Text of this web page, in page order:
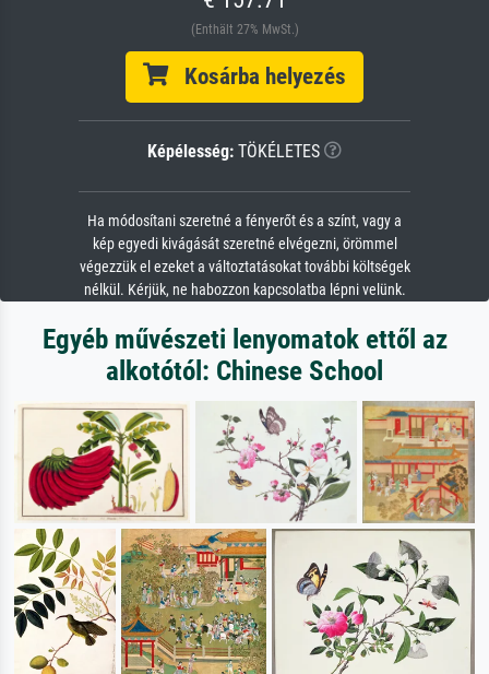
(Enthält 27% MwSt.)
Kosárba helyezés
Képélesség: TÖKÉLETES
Ha módosítani szeretné a fényerőt és a színt, vagy a
kép egyedi kivágását szeretné elvégezni, örömmel
végezzük el ezeket a változtatásokat további költségek
nélkül. Kérjük, ne habozzon kapcsolatba lépni velünk.
Egyéb művészeti lenyomatok ettől az
alkotótól: Chinese School